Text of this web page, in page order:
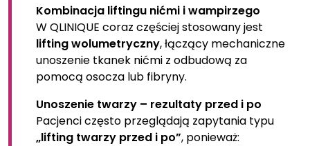
Kombinacja liftingu nićmi i wampirzego
W QLINIQUE coraz częściej stosowany jest
lifting wolumetryczny, łączący mechaniczne
unoszenie tkanek nićmi z odbudową za
pomocą osocza lub fibryny.
Unoszenie twarzy – rezultaty przed i po
Pacjenci często przeglądają zapytania typu
„lifting twarzy przed i po”, ponieważ: